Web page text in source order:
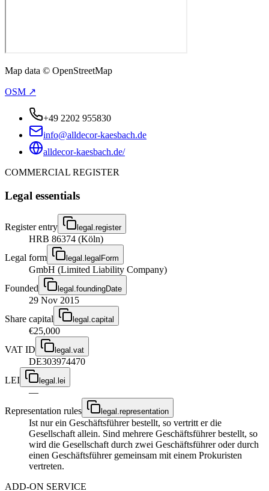
Map data © OpenStreetMap
OSM ↗
+49 2202 955830
info@alldecor-kaesbach.de
alldecor-kaesbach.de/
COMMERCIAL REGISTER
Legal essentials
Register entry legal.register
HRB 86374 (Köln)
Legal form
legal.legalForm
GmbH (Limited Liability Company)
Founded
legal.foundingDate
29 Nov 2015
Share capital
legal.capital
€25,000
VAT ID
legal.vat
DE303974470
LEI
legal.lei
—
Representation rules
legal.representation
Ist nur ein Geschäftsführer bestellt, so vertritt er die
Gesellschaft allein. Sind mehrere Geschäftsführer bestellt, so
wird die Gesellschaft durch zwei Geschäftsführer oder durch
einen Geschäftsführer gemeinsam mit einem Prokuristen
vertreten.
ADD-ON SERVICE